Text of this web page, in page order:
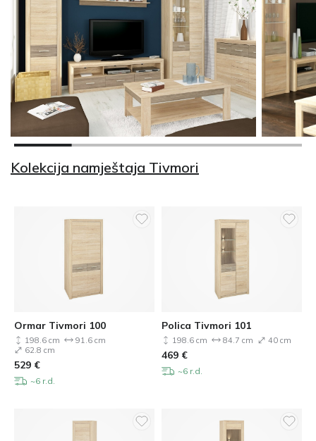
Kolekcija namještaja Tivmori
Ormar Tivmori 100
198.6 cm
91.6 cm
62.8 cm
529 €
~6 r.d.
Polica Tivmori 101
198.6 cm 84.7 cm 40 cm
469 €
~6 r.d.